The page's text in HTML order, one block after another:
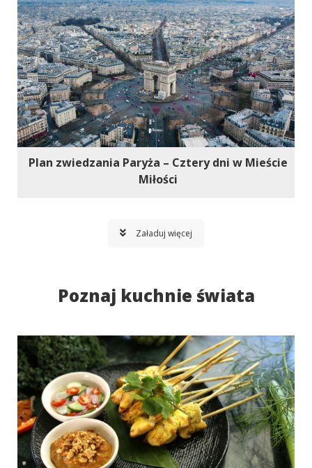
Plan zwiedzania Paryża – Cztery dni w Mieście
Miłości
Załaduj więcej
Poznaj kuchnie świata